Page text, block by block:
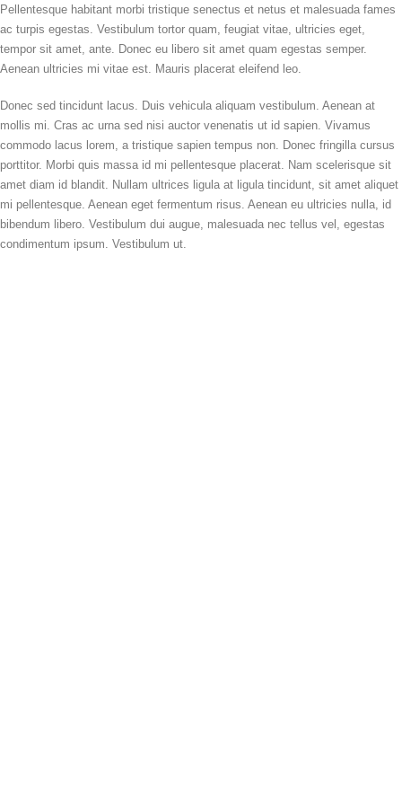
Pellentesque habitant morbi tristique senectus et netus et malesuada fames
ac turpis egestas. Vestibulum tortor quam, feugiat vitae, ultricies eget,
tempor sit amet, ante. Donec eu libero sit amet quam egestas semper.
Aenean ultricies mi vitae est. Mauris placerat eleifend leo.
Donec sed tincidunt lacus. Duis vehicula aliquam vestibulum. Aenean at
mollis mi. Cras ac urna sed nisi auctor venenatis ut id sapien. Vivamus
commodo lacus lorem, a tristique sapien tempus non. Donec fringilla cursus
porttitor. Morbi quis massa id mi pellentesque placerat. Nam scelerisque sit
amet diam id blandit. Nullam ultrices ligula at ligula tincidunt, sit amet aliquet
mi pellentesque. Aenean eget fermentum risus. Aenean eu ultricies nulla, id
bibendum libero. Vestibulum dui augue, malesuada nec tellus vel, egestas
condimentum ipsum. Vestibulum ut.